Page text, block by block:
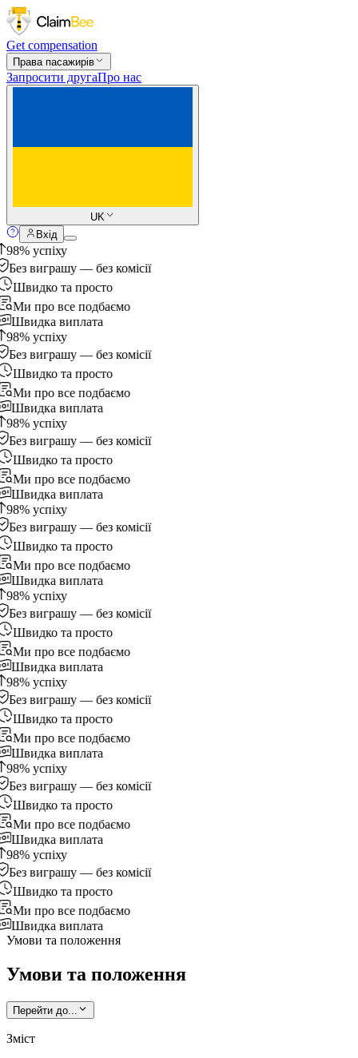
Get compensation
Права пасажирів
Запросити другаПро нас
UK
Вхід
98% успіху
Без виграшу — без комісії
Швидко та просто
Ми про все подбаємо
Швидка виплата
98% успіху
Без виграшу — без комісії
Швидко та просто
Ми про все подбаємо
Швидка виплата
98% успіху
Без виграшу — без комісії
Швидко та просто
Ми про все подбаємо
Швидка виплата
98% успіху
Без виграшу — без комісії
Швидко та просто
Ми про все подбаємо
Швидка виплата
98% успіху
Без виграшу — без комісії
Швидко та просто
Ми про все подбаємо
Швидка виплата
98% успіху
Без виграшу — без комісії
Швидко та просто
Ми про все подбаємо
Швидка виплата
98% успіху
Без виграшу — без комісії
Швидко та просто
Ми про все подбаємо
Швидка виплата
98% успіху
Без виграшу — без комісії
Швидко та просто
Ми про все подбаємо
Швидка виплата
Умови та положення
Умови та положення
Перейти до...
Зміст